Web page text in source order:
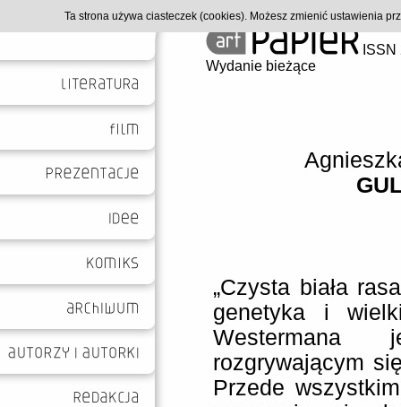
Wydanie bieżące
„Czysta biała
genetyka i
Westermana
rozgrywającym
Przede
Ta strona używa ciasteczek (cookies). Możesz zmienić ustawienia